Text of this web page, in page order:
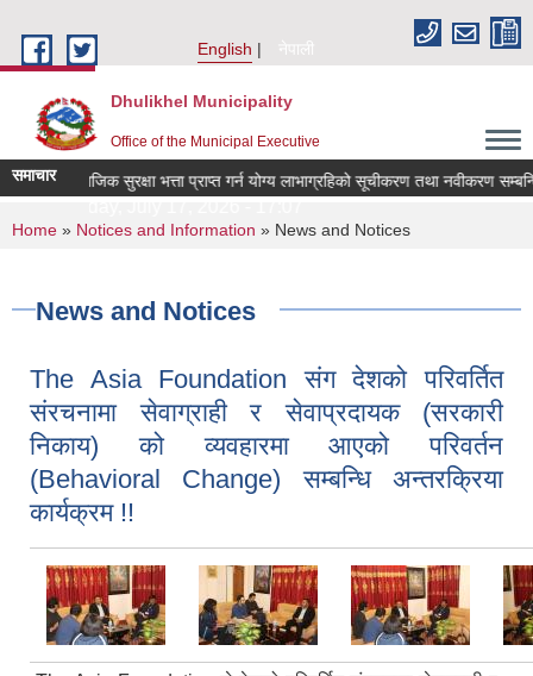
English
नेपाली
Dhulikhel Municipality
Office of the Municipal Executive
समाचारसामाजिक सुरक्षा भत्ता प्राप्त गर्न योग्य लाभाग्रहिको सूचीकरण तथा नवीकरण
You are here
Home » Notices and Information » News and Notices
News and Notices
The Asia Foundation संग देशको परिवर्तित
संरचनामा सेवाग्राही र सेवाप्रदायक (सरकारी
निकाय) को व्यवहारमा आएको परिवर्तन
(Behavioral Change) सम्बन्धि अन्तरक्रिया
कार्यक्रम !!